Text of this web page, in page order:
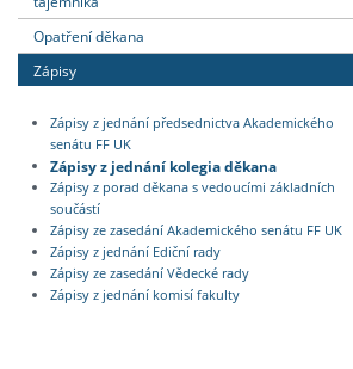
Opatření děkana
Zápisy
Zápisy z jednání předsednictva Akademického
senátu FF UK
Zápisy z jednání kolegia děkana
Zápisy z porad děkana s vedoucími základních
součástí
Zápisy ze zasedání Akademického senátu FF UK
Zápisy z jednání Ediční rady
Zápisy ze zasedání Vědecké rady
Zápisy z jednání komisí fakulty